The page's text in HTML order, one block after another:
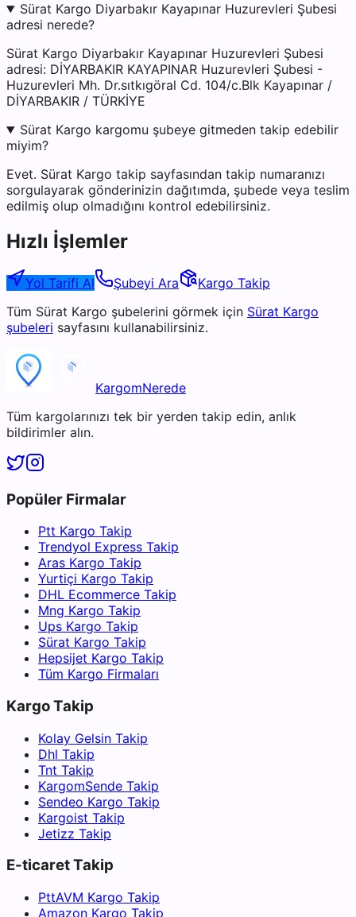
Sürat Kargo Diyarbakır Kayapınar Huzurevleri Şubesi
adresi nerede?
Sürat Kargo Diyarbakır Kayapınar Huzurevleri Şubesi
adresi: DİYARBAKIR KAYAPINAR Huzurevleri Şubesi -
Huzurevleri Mh. Dr.sıtkıgöral Cd. 104/c.Blk Kayapınar /
DİYARBAKIR / TÜRKİYE
Sürat Kargo kargomu şubeye gitmeden takip edebilir
miyim?
Evet. Sürat Kargo takip sayfasından takip numaranızı
sorgulayarak gönderinizin dağıtımda, şubede veya teslim
edilmiş olup olmadığını kontrol edebilirsiniz.
Hızlı İşlemler
Yol Tarifi Al Şubeyi Ara
Kargo Takip
Tüm Sürat Kargo şubelerini görmek için Sürat Kargo
şubeleri sayfasını kullanabilirsiniz.
KargomNerede
Tüm kargolarınızı tek bir yerden takip edin, anlık
bildirimler alın.
Popüler Firmalar
Ptt Kargo Takip
Trendyol Express Takip
Aras Kargo Takip
Yurtiçi Kargo Takip
DHL Ecommerce Takip
Mng Kargo Takip
Ups Kargo Takip
Sürat Kargo Takip
Hepsijet Kargo Takip
Tüm Kargo Firmaları
Kargo Takip
Kolay Gelsin Takip
Dhl Takip
Tnt Takip
KargomSende Takip
Sendeo Kargo Takip
Kargoist Takip
Jetizz Takip
E-ticaret Takip
PttAVM Kargo Takip
Amazon Kargo Takip